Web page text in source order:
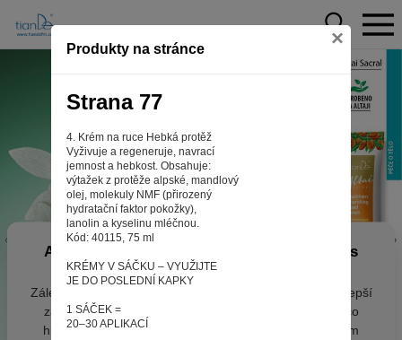
Produkty na stránce ×
Strana 77
4. Krém na ruce Hebká protěž
Vyživuje a regeneruje, navrací
jemnost a hebkost. Obsahuje:
výtažek z protěže alpské, mandlový
olej, molekuly NMF (přirozený
hydratační faktor pokožky),
lanolin a kyselinu mléčnou.
Kód: 40115, 75 ml
KRÉMY V SÁČKU – VYUŽIJTE
JE DO POSLEDNÍ KAPKY
1 SÁČEK =
20–30 APLIKACÍ
Aby web fungoval tak, jak ho znáte (souhlas
s cookies)
Záleží nám na tom, aby pro vás nakupování bylo co nejlepší
zážitkem. Abyste na našich stránkách rychle našli to, co
hledáte, ušetřili spoustu klikání a nezobrazovaly se vám